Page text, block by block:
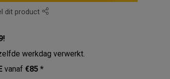
dit product
werkdag verwerkt.
vanaf€85 *